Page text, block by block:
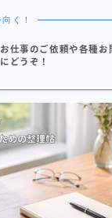
く！
お仕事のご依頼や各種お
にどうぞ！